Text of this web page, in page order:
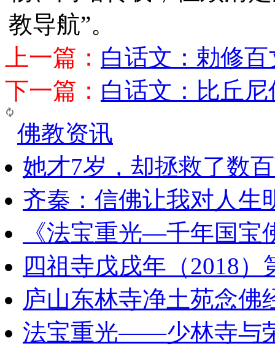
教导航”。
上一篇： 白话文：勅修
下一篇： 白话文：比丘
佛教资讯
她才7岁，却拯救了数
齐秦：信佛让我对人生
《法宝重光—千年国宝
四祖寺戊戌年（2018
庐山东林寺净土苑念佛
法宝重光——少林寺与